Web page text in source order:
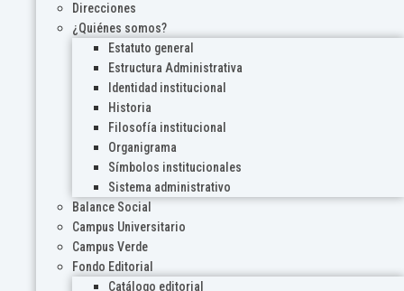
Direcciones
¿Quiénes somos?
Estatuto general
Estructura Administrativa
Identidad institucional
Historia
Filosofía institucional
Organigrama
Símbolos institucionales
Sistema administrativo
Balance Social
Campus Universitario
Campus Verde
Fondo Editorial
Catálogo editorial